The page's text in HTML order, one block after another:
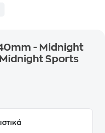
- Midnight
Sports